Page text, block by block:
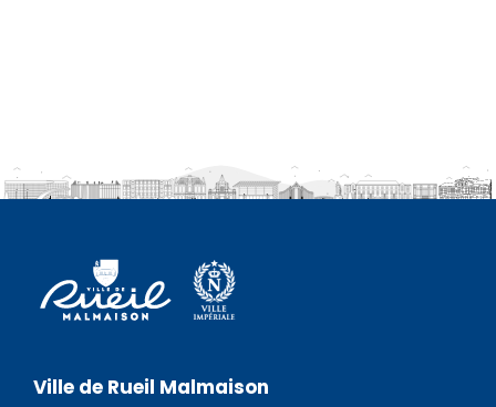
Ville de Rueil Malmaison